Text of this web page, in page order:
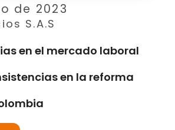
de 2023
S.A.S
en el mercado laboral
en la reforma